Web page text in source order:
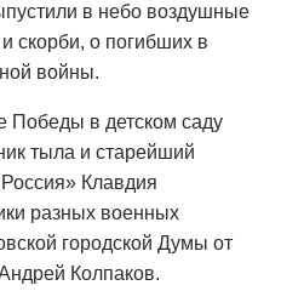
в небо воздушные
скорби, о погибших в
войны.
Победы в детском саду
тыла и старейший
Клавдия
разных военных
городской Думы от
Колпаков.